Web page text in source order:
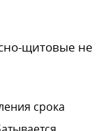
щитовые не
срока